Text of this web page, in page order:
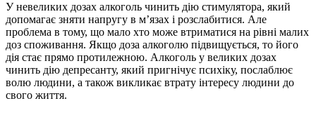
У невеликих дозах алкоголь чинить дію стимулятора, який
допомагає зняти напругу в м’язах і розслабитися. Але
проблема в тому, що мало хто може втриматися на рівні малих
доз споживання. Якщо доза алкоголю підвищується, то його
дія стає прямо протилежною. Алкоголь у великих дозах
чинить дію депресанту, який пригнічує психіку, послаблює
волю людини, а також викликає втрату інтересу людини до
свого життя.